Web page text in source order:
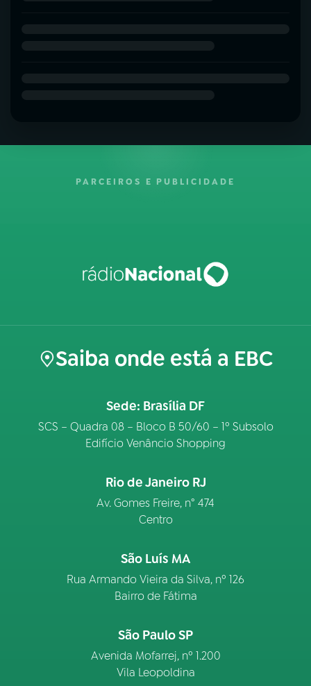
PARCEIROS E PUBLICIDADE
Saiba onde está a EBC
Sede: Brasília DF
SCS – Quadra 08 – Bloco B 50/60 – 1º Subsolo
Edifício Venâncio Shopping
Rio de Janeiro RJ
Av. Gomes Freire, n° 474
Centro
São Luís MA
Rua Armando Vieira da Silva, nº 126
Bairro de Fátima
São Paulo SP
Avenida Mofarrej, nº 1.200
Vila Leopoldina